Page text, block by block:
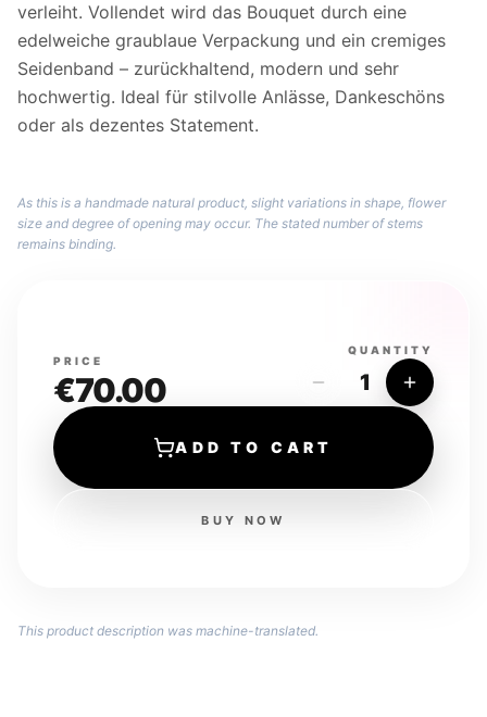
verleiht. Vollendet wird das Bouquet durch eine
edelweiche graublaue Verpackung und ein cremiges
Seidenband – zurückhaltend, modern und sehr
hochwertig. Ideal für stilvolle Anlässe, Dankeschöns
oder als dezentes Statement.
As this is a handmade natural product, slight variations in shape, flower
size and degree of opening may occur. The stated number of stems
remains binding.
PRICE
€70.00
QUANTITY
1
ADD TO CART
BUY NOW
This product description was machine-translated.